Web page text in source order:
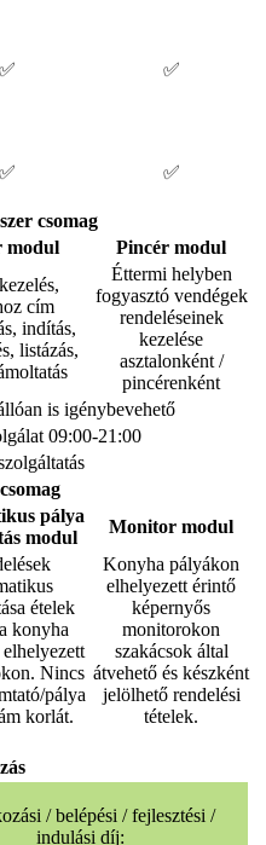
✅ ✅
✅ ✅
csomag
modul
Pincér modul
cím
indítás,
listázás,
Éttermi helyben
fogyasztó vendégek
rendeléseinek
kezelése
asztalonként /
pincérenként
is igénybevehető
09:00-21:00
pálya
modul
Monitor modul
ételek
konyha
Nincs
pálya
korlát.
Konyha pályákon
elhelyezett érintő
képernyős
monitorokon
szakácsok által
átvehető és készként
jelölhető rendelési
tételek.
/ belépési / fejlesztési /
indulási díj: